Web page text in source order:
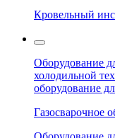
Кровельный
Оборудование
холодильной
оборудование
Газосварочное